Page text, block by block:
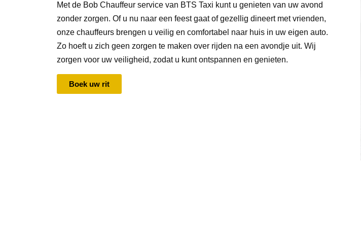
Met de Bob Chauffeur service van BTS Taxi kunt u genieten van uw avond
zonder zorgen. Of u nu naar een feest gaat of gezellig dineert met vrienden,
onze chauffeurs brengen u veilig en comfortabel naar huis in uw eigen auto.
Zo hoeft u zich geen zorgen te maken over rijden na een avondje uit. Wij
zorgen voor uw veiligheid, zodat u kunt ontspannen en genieten.
Boek uw rit